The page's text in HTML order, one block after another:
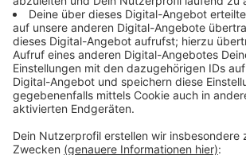
brauche mehr Zuwanderung, in der
man qualifizierte Fachkräfte aus
gezielt in die Region holt. Bedarf
zum Beispiel bei Bauplanung und
Konstruktion und Maschinenbau.